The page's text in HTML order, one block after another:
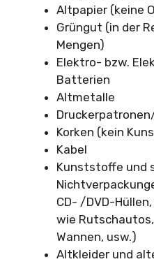
Altpapier (keine
Grüngut (in der
Mengen)
Elektro- bzw.
Batterien
Altmetalle
Korken (kein
Kabel
Kunststoffe und
CD- /DVD-
wie
Wannen, usw.)
Altkleider und